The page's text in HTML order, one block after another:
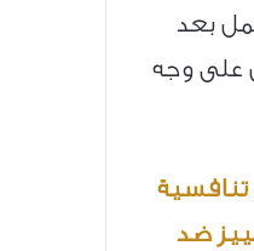
بعد
على وجه
تنافسية
ضد